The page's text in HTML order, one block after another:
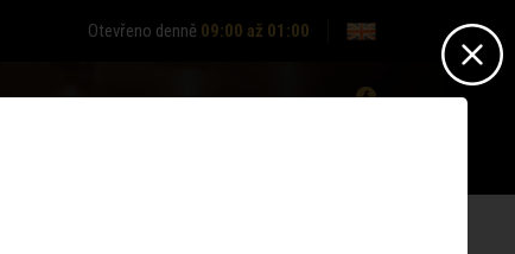
Otevřeno denně 09:00 až 01:00